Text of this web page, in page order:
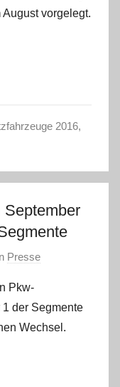
vorgelegt.
2016,
September
Presse
Pkw-
der Segmente
Wechsel.